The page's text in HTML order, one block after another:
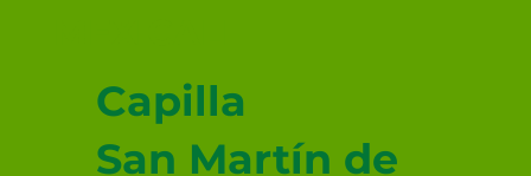
Capilla
San Martín de